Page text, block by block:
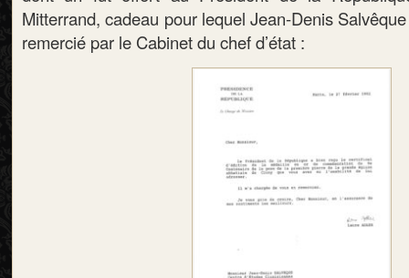
Mitterrand, cadeau pour lequel Jean-Denis
remercié par le Cabinet du chef d’état :